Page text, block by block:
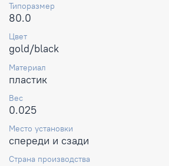
Типоразмер
80.0
Цвет
gold/black
Материал
пластик
Вес
0.025
Место установки
спереди и сзади
Страна производства